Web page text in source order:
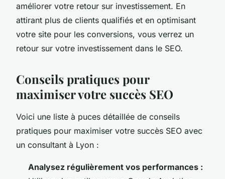
améliorer votre retour sur investissement. En
attirant plus de clients qualifiés et en optimisant
votre site pour les conversions, vous verrez un
retour sur votre investissement dans le SEO.
Conseils pratiques pour
maximiser votre succès SEO
Voici une liste à puces détaillée de conseils
pratiques pour maximiser votre succès SEO avec
un consultant à Lyon :
Analysez régulièrement vos performances :